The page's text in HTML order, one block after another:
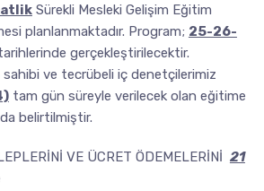
Sürekli Mesleki Gelişim Eğitim
planlanmaktadır. Program; 25-26-
gerçekleştirilecektir.
sahibi ve tecrübeli iç denetçilerimiz
tam gün süreyle verilecek olan eğitime
belirtilmiştir.
VE ÜCRET ÖDEMELERİNİ 21